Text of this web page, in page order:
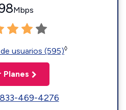
Mbps
usuarios (595)◊
Planes
833-469-4276